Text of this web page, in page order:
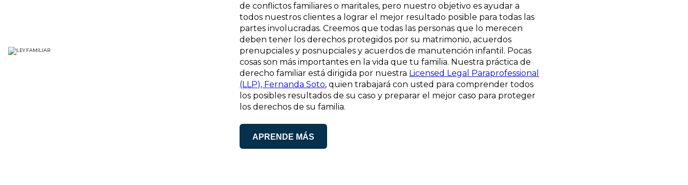
de conflictos familiares o maritales, pero nuestro objetivo es ayudar a
todos nuestros clientes a lograr el mejor resultado posible para todas las
partes involucradas. Creemos que todas las personas que lo merecen
deben tener los derechos protegidos por su matrimonio, acuerdos
prenupciales y posnupciales y acuerdos de manutención infantil. Pocas
cosas son más importantes en la vida que tu familia. Nuestra práctica de
derecho familiar está dirigida por nuestra Licensed Legal Paraprofessional
(LLP), Fernanda Soto, quien trabajará con usted para comprender todos
los posibles resultados de su caso y preparar el mejor caso para proteger
los derechos de su familia.
APRENDE MÁS